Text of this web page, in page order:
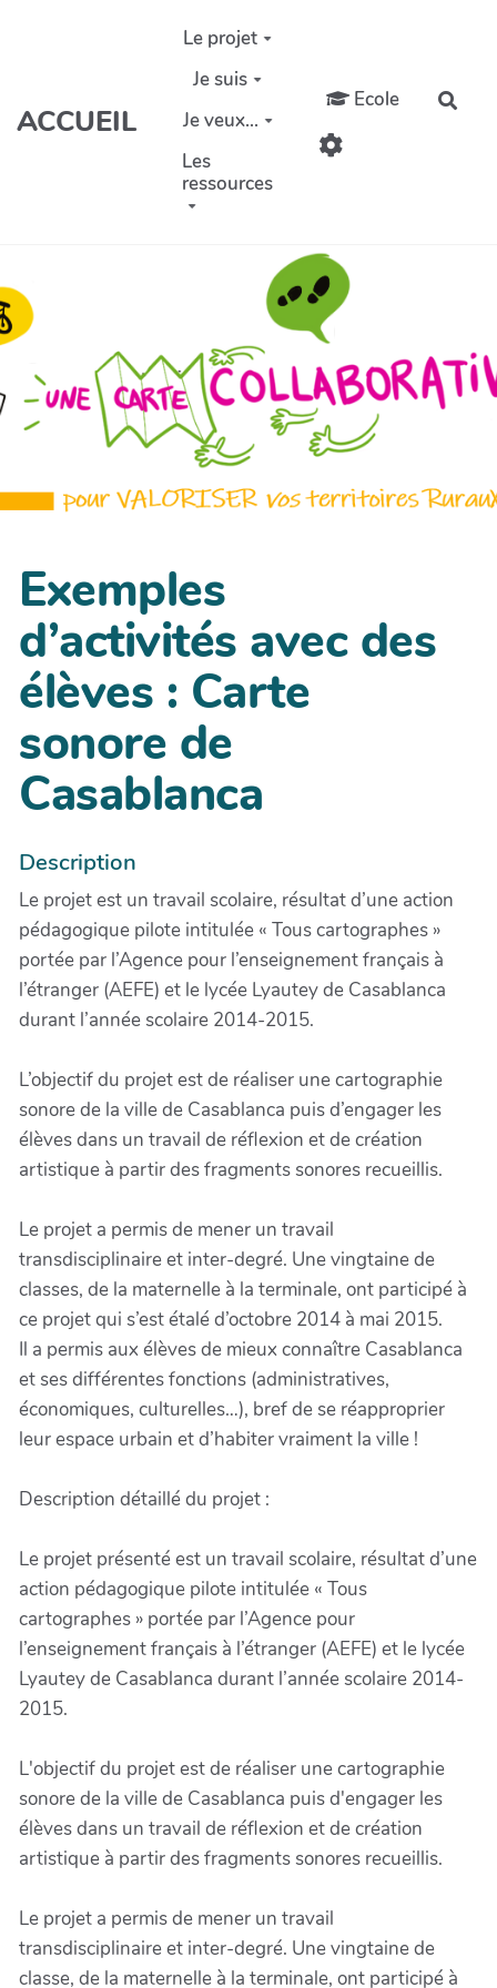
Aller au contenu principal
ACCUEIL
Le projet
Je suis
Je veux...
Les
ressources
Ecole
Exemples
d’activités avec des
élèves : Carte
sonore de
Casablanca
Description
Le projet est un travail scolaire, résultat d’une action
pédagogique pilote intitulée « Tous cartographes »
portée par l’Agence pour l’enseignement français à
l’étranger (AEFE) et le lycée Lyautey de Casablanca
durant l’année scolaire 2014-2015.
L’objectif du projet est de réaliser une cartographie
sonore de la ville de Casablanca puis d’engager les
élèves dans un travail de réflexion et de création
artistique à partir des fragments sonores recueillis.
Le projet a permis de mener un travail
transdisciplinaire et inter-degré. Une vingtaine de
classes, de la maternelle à la terminale, ont participé à
ce projet qui s’est étalé d’octobre 2014 à mai 2015.
Il a permis aux élèves de mieux connaître Casablanca
et ses différentes fonctions (administratives,
économiques, culturelles…), bref de se réapproprier
leur espace urbain et d’habiter vraiment la ville !
Description détaillé du projet :
Le projet présenté est un travail scolaire, résultat d’une
action pédagogique pilote intitulée « Tous
cartographes » portée par l’Agence pour
l’enseignement français à l’étranger (AEFE) et le lycée
Lyautey de Casablanca durant l’année scolaire 2014-
2015.
L'objectif du projet est de réaliser une cartographie
sonore de la ville de Casablanca puis d'engager les
élèves dans un travail de réflexion et de création
artistique à partir des fragments sonores recueillis.
Le projet a permis de mener un travail
transdisciplinaire et inter-degré. Une vingtaine de
classe, de la maternelle à la terminale, ont participé à